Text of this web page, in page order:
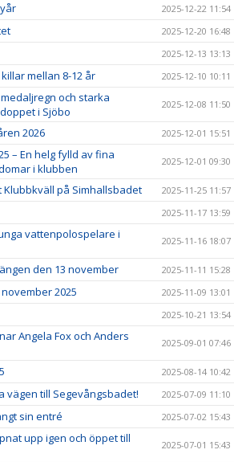
2025-12-22 11:54
2025-12-20 16:48
2025-12-13 13:13
mellan 8-12 år 2025-12-10 10:11
och starka
i Sjöbo
2025-12-08 11:50
2026 2025-12-01 15:51
– En helg fylld av fina
i klubben
2025-12-01 09:30
Klubbkväll på Simhallsbadet 2025-11-25 11:57
2025-11-17 13:59
vattenpolospelare i
2025-11-16 18:07
den 13 november 2025-11-11 15:28
2025 2025-11-09 13:01
2025-10-21 13:54
Angela Fox och Anders
2025-09-01 07:46
2025-08-14 10:42
vägen till Segevångsbadet! 2025-07-09 11:10
sin entré 2025-07-02 15:43
upp igen och öppet till
2025-07-01 15:43